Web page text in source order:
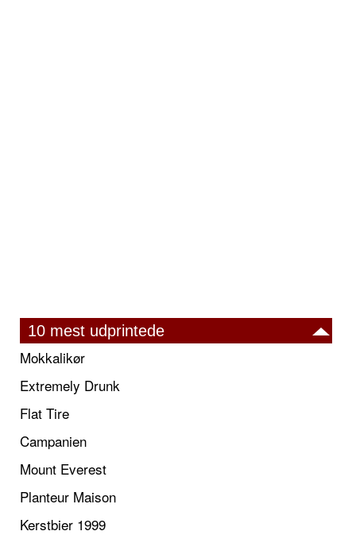
10 mest udprintede
Mokkalikør
Extremely Drunk
Flat Tire
Campanien
Mount Everest
Planteur Maison
Kerstbier 1999